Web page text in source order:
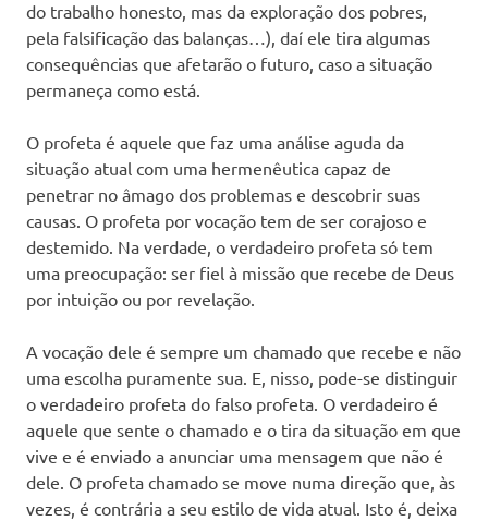
do trabalho honesto, mas da exploração dos pobres,
pela falsificação das balanças…), daí ele tira algumas
consequências que afetarão o futuro, caso a situação
permaneça como está.
O profeta é aquele que faz uma análise aguda da
situação atual com uma hermenêutica capaz de
penetrar no âmago dos problemas e descobrir suas
causas. O profeta por vocação tem de ser corajoso e
destemido. Na verdade, o verdadeiro profeta só tem
uma preocupação: ser fiel à missão que recebe de Deus
por intuição ou por revelação.
A vocação dele é sempre um chamado que recebe e não
uma escolha puramente sua. E, nisso, pode-se distinguir
o verdadeiro profeta do falso profeta. O verdadeiro é
aquele que sente o chamado e o tira da situação em que
vive e é enviado a anunciar uma mensagem que não é
dele. O profeta chamado se move numa direção que, às
vezes, é contrária a seu estilo de vida atual. Isto é, deixa